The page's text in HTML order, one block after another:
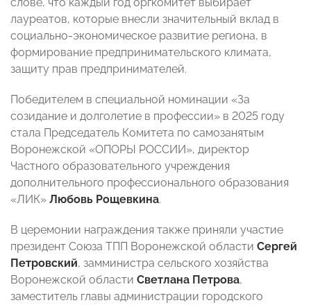
лауреатов, которые внесли значительный вклад в
социально-экономическое развитие региона, в
формирование предпринимательского климата,
защиту прав предпринимателей.
Победителем в специальной номинации «За
созидание и долголетие в профессии» в 2025 году
стала Председатель Комитета по самозанятым
Воронежской «ОПОРЫ РОССИИ», директор
Частного образовательного учреждения
дополнительного профессионального образования
«ЛИК» Любовь Рощевкина.
В церемонии награждения также приняли участие
президент Союза ТПП Воронежской области Сергей
Петровский, замминистра сельского хозяйства
Воронежской области Светлана Петрова,
заместитель главы администрации городского